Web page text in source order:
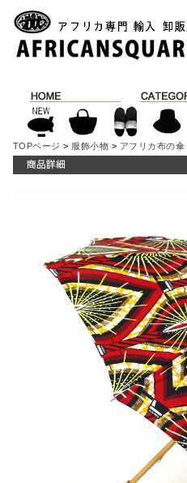
TOPページ > 服飾小物 > アフリカ布の傘